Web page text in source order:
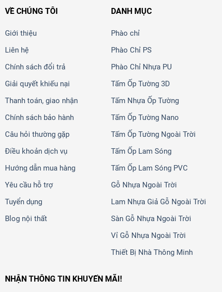
VỀ CHÚNG TÔI
Giới thiệu
Liên hệ
Chính sách đổi trả
Giải quyết khiếu nại
Thanh toán, giao nhận
Chính sách bảo hành
Câu hỏi thường gặp
Điều khoản dịch vụ
Hướng dẫn mua hàng
Yêu cầu hỗ trợ
Tuyển dụng
Blog nội thất
DANH MỤC
Phào chỉ
Phào Chỉ PS
Phào Chỉ Nhựa PU
Tấm Ốp Tường 3D
Tấm Nhựa Ốp Tường
Tấm Ốp Tường Nano
Tấm Ốp Tường Ngoài Trời
Tấm Ốp Lam Sóng
Tấm Ốp Lam Sóng PVC
Gỗ Nhựa Ngoài Trời
Lam Nhựa Giả Gỗ Ngoài Trời
Sàn Gỗ Nhựa Ngoài Trời
Vỉ Gỗ Nhựa Ngoài Trời
Thiết Bị Nhà Thông Minh
NHẬN THÔNG TIN KHUYẾN MÃI!